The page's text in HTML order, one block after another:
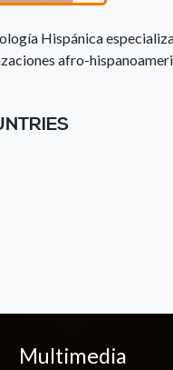
Hispánica
afro-
Multimedia